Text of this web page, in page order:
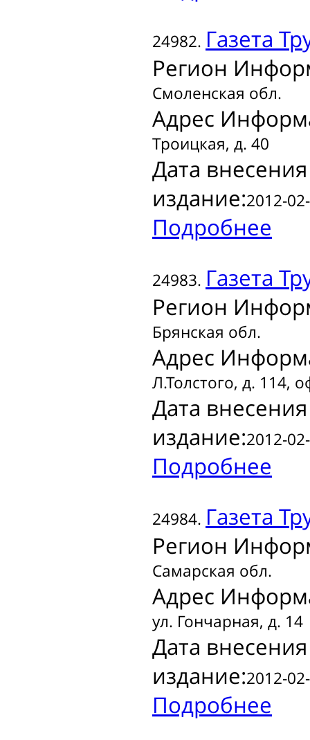
24982. Газета
Регион
Смоленская обл.
Адрес
Троицкая, д. 40
Дата
издание:2012-
Подробнее
24983. Газета
Регион
Брянская обл.
Адрес
Л.Толстого, д. 114,
Дата
издание:2012-
Подробнее
24984. Газета
Регион
Самарская обл.
Адрес
ул. Гончарная, д. 14
Дата
издание:2012-
Подробнее